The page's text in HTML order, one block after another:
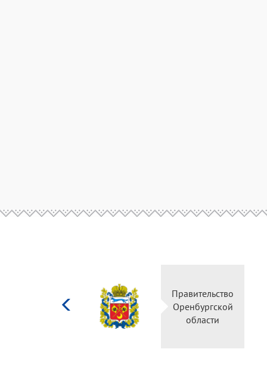
культуры
Российской
Правительство
Оренбургской
области